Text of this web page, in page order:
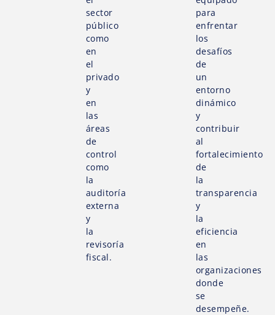
sector
público
como
en
el
privado
y
en
las
áreas
de
control
como
la
auditoría
externa
y
la
revisoría
fiscal.
para
enfrentar
los
desafíos
de
un
entorno
dinámico
y
contribuir
al
fortalecimiento
de
la
transparencia
y
la
eficiencia
en
las
organizaciones
donde
se
desempeñe.